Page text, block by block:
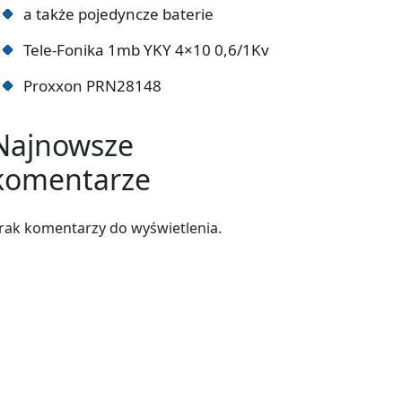
a także pojedyncze baterie
Tele-Fonika 1mb YKY 4×10 0,6/1Kv
Proxxon PRN28148
komentarzy do wyświetlenia.